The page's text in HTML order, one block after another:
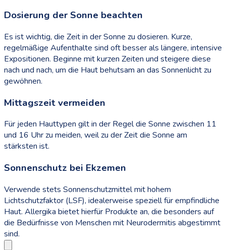
Dosierung der Sonne beachten
Es ist wichtig, die Zeit in der Sonne zu dosieren. Kurze,
regelmäßige Aufenthalte sind oft besser als längere, intensive
Expositionen. Beginne mit kurzen Zeiten und steigere diese
nach und nach, um die Haut behutsam an das Sonnenlicht zu
gewöhnen.
Mittagszeit vermeiden
Für jeden Hauttypen gilt in der Regel die Sonne zwischen 11
und 16 Uhr zu meiden, weil zu der Zeit die Sonne am
stärksten ist.
Sonnenschutz bei Ekzemen
Verwende stets Sonnenschutzmittel mit hohem
Lichtschutzfaktor (LSF), idealerweise speziell für empfindliche
Haut. Allergika bietet hierfür Produkte an, die besonders auf
die Bedürfnisse von Menschen mit Neurodermitis abgestimmt
sind.